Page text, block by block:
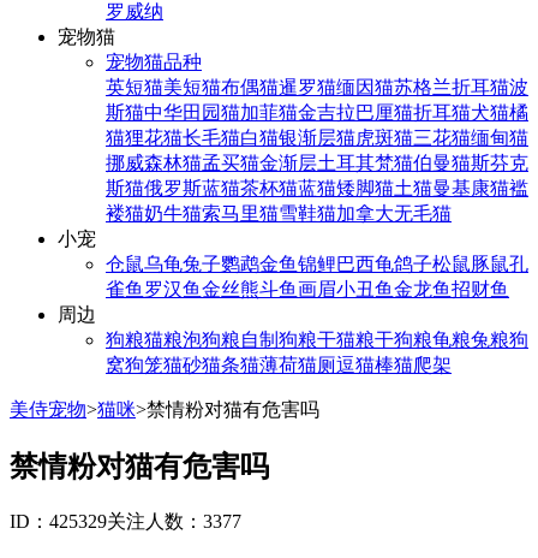
罗威纳
宠物猫
宠物猫品种
英短猫美短猫布偶猫暹罗猫缅因猫苏格兰折耳猫波
斯猫中华田园猫加菲猫金吉拉巴厘猫折耳猫犬猫橘
猫狸花猫长毛猫白猫银渐层猫虎斑猫三花猫缅甸猫
挪威森林猫孟买猫金渐层土耳其梵猫伯曼猫斯芬克
斯猫俄罗斯蓝猫茶杯猫蓝猫矮脚猫土猫曼基康猫褴
褛猫奶牛猫索马里猫雪鞋猫加拿大无毛猫
小宠
仓鼠乌龟兔子鹦鹉金鱼锦鲤巴西龟鸽子松鼠豚鼠孔
雀鱼 罗汉鱼金丝熊斗鱼画眉小丑鱼金龙鱼招财鱼
周边
狗粮猫粮泡狗粮自制狗粮干猫粮干狗粮龟粮兔粮狗
窝狗笼猫砂猫条猫薄荷猫厕逗猫棒猫爬架
美侍宠物>猫咪>禁情粉对猫有危害吗
禁情粉对猫有危害吗
ID：425329关注人数：3377